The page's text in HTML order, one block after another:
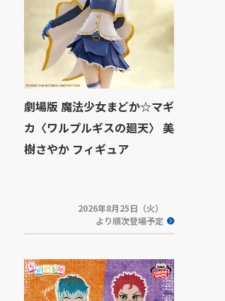
劇場版 魔法少女まどか☆マギ
カ〈ワルプルギスの廻天〉 美
樹さやか フィギュア
2026年8月25日（火）
より順次登場予定